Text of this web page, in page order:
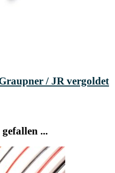
/ JR vergoldet
...